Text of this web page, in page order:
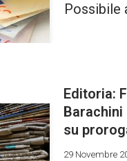
Possibile
Editoria:
su
29 Novembre